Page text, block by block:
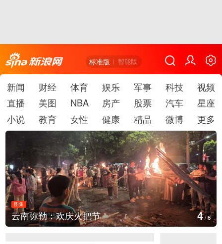
标准版 智能版
新闻 财经 体育 娱乐 军事 科技
视频
直播
美图 NBA 房产 股票 汽车
星座
小说
教育 女性 健康 精品 微博 更多
图集
江西铅山：千灯点亮葛仙村 5/6